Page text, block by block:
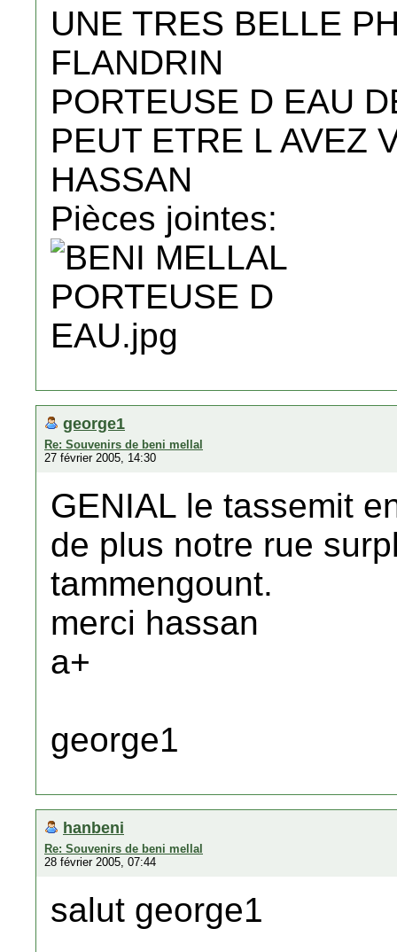
UNE TRES BELLE
FLANDRIN
PORTEUSE D EAU
PEUT ETRE L AVEZ
HASSAN
Pièces jointes:
george1
Re: Souvenirs de beni mellal
27 février 2005, 14:30
GENIAL le tassemit
de plus notre rue
tammengount.
merci hassan
a+
george1
hanbeni
Re: Souvenirs de beni mellal
28 février 2005, 07:44
salut george1